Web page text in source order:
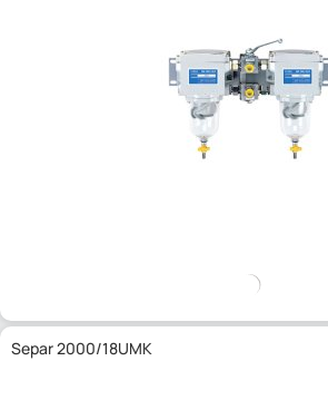
Separ 2000/18UMK